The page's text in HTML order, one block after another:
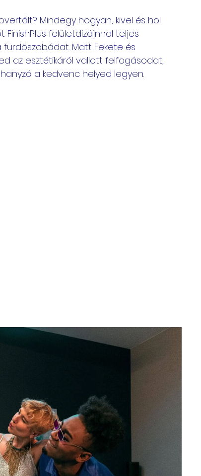
Mindegy hogyan, kivel és hol
FinishPlus felületdizájnnal teljes
Matt Fekete és
az esztétikáról vallott felfogásodat,
a kedvenc helyed legyen.